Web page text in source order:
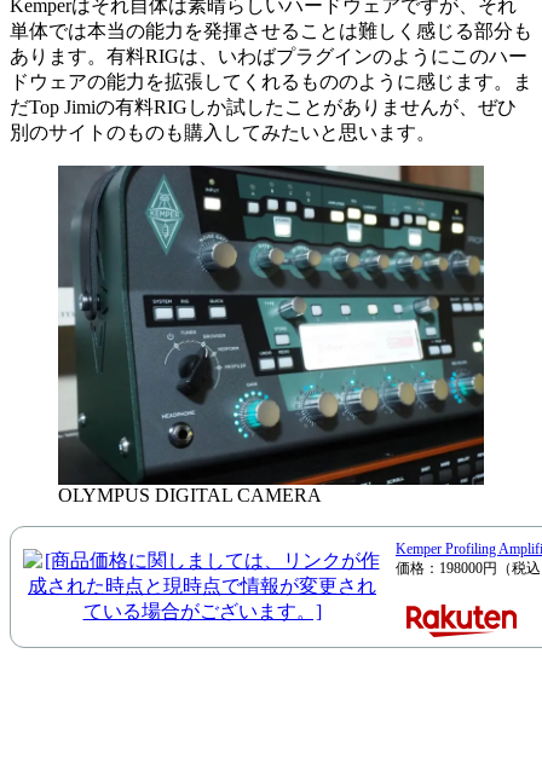
Kemperはそれ自体は素晴らしいハードウェアですが、それ
単体では本当の能力を発揮させることは難しく感じる部分も
あります。有料RIGは、いわばプラグインのようにこのハー
ドウェアの能力を拡張してくれるもののように感じます。ま
だTop Jimiの有料RIGしか試したことがありませんが、ぜひ
別のサイトのものも購入してみたいと思います。
OLYMPUS DIGITAL CAMERA
Kemper Profiling
価格：198000円（税